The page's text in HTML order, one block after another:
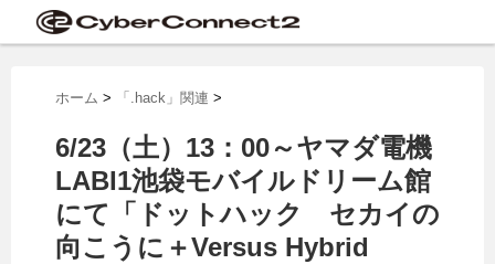
ホーム > 「.hack」関連 >
6/23（土）13：00～ヤマダ電機
LABI1池袋モバイルドリーム館
にて「ドットハック セカイの
向こうに＋Versus Hybrid